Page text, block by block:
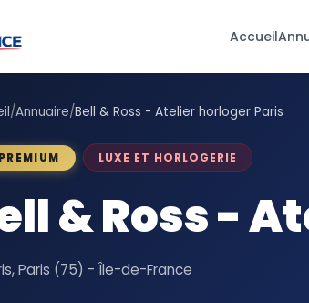
Accueil
/Annuaire/Bell & Ross - Atelier horloger Paris
PREMIUM LUXE ET HORLOGERIE
& Ross -
Paris (75) - Île-de-France